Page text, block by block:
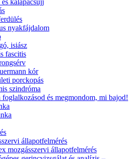
nyakfájdalom
isiász
fascitis
kór
porckopás
szindróma
és megmondom, mi bajod!
állapotfelmérés
mozgásszervi állapotfelmérés